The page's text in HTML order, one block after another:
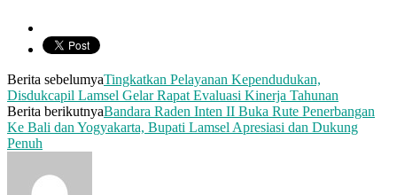
Berita sebelumyaTingkatkan Pelayanan Kependudukan,
Disdukcapil Lamsel Gelar Rapat Evaluasi Kinerja Tahunan
Berita berikutnyaBandara Raden Inten II Buka Rute Penerbangan
Ke Bali dan Yogyakarta, Bupati Lamsel Apresiasi dan Dukung
Penuh